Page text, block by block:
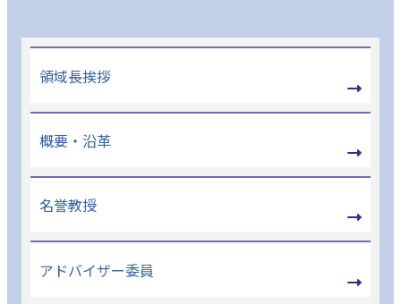
領域長挨拶
概要・沿革
名誉教授
アドバイザー委員